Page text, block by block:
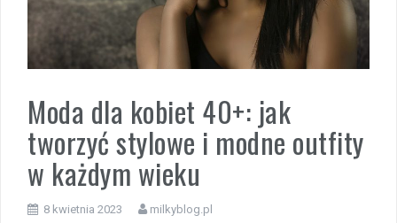
Moda dla kobiet 40+: jak
tworzyć stylowe i modne outfity
w każdym wieku
8 kwietnia 2023 milkyblog.pl